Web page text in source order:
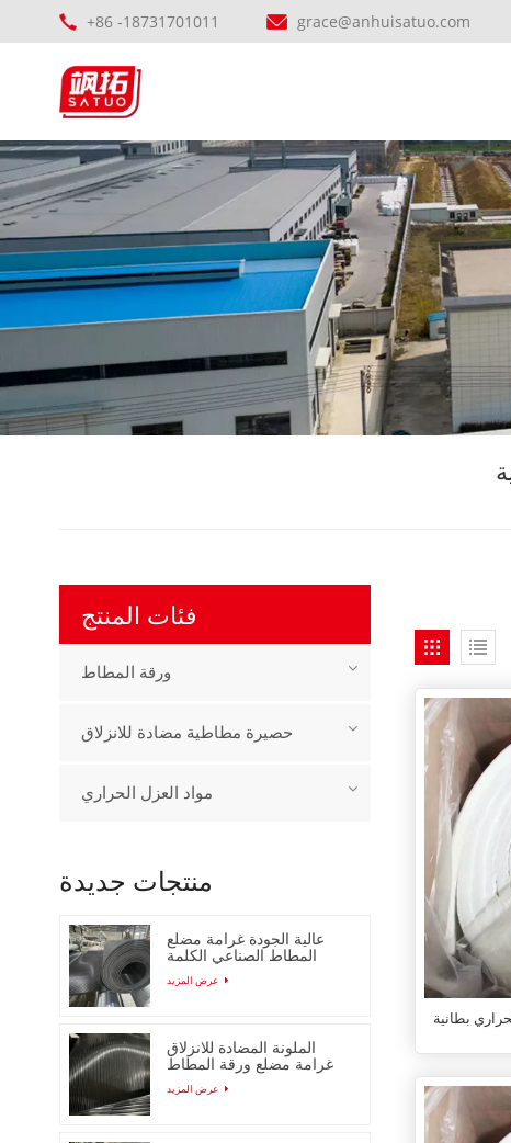
+86 -18731701011 grace@anhuisatuo.com
بطانية
فئات المنتج
ورقة المطاط
حصيرة مطاطية مضادة للانزلاق
مواد العزل الحراري
منتجات جديدة
عالية الجودة غرامة مضلع
المطاط الصناعي الكلمة
حصيرة
الملونة المضادة للانزلاق
غرامة مضلع ورقة المطاط
مع انخفاض السعر